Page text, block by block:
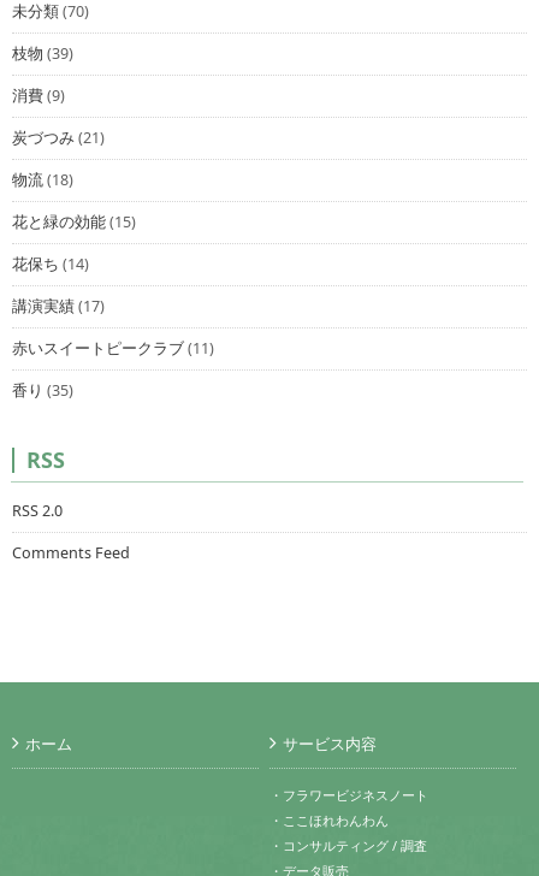
未分類(70)
枝物 (39)
消費(9)
炭づつみ(21)
物流(18)
花と緑の効能(15)
花保ち (14)
講演実績(17)
赤いスイートピークラブ(11)
香り (35)
RSS
RSS 2.0
Comments Feed
ホーム サービス内容
・フラワービジネスノート
・ここほれわんわん
・コンサルティング / 調査
・データ販売